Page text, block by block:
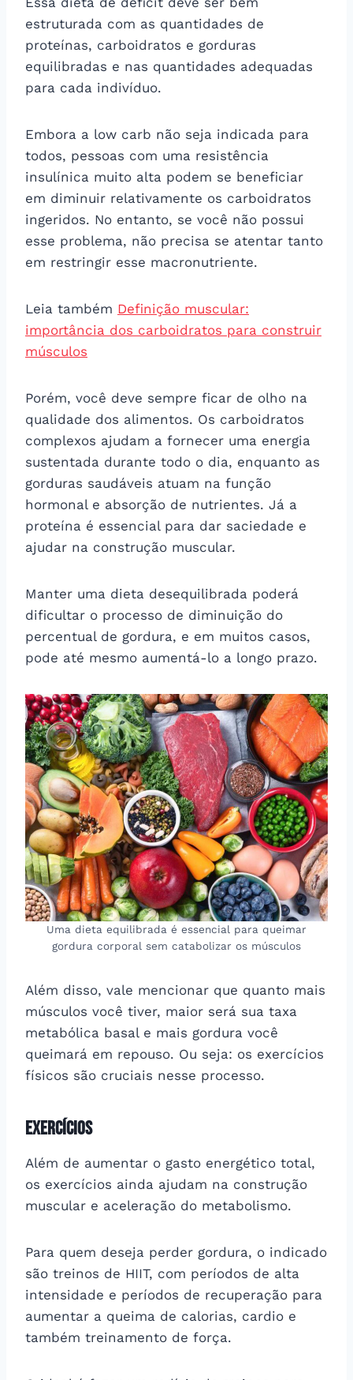
estruturada com as quantidades de
proteínas, carboidratos e gorduras
equilibradas e nas quantidades adequadas
para cada indivíduo.
Embora a low carb não seja indicada para
todos, pessoas com uma resistência
insulínica muito alta podem se beneficiar
em diminuir relativamente os carboidratos
ingeridos. No entanto, se você não possui
esse problema, não precisa se atentar tanto
em restringir esse macronutriente.
Leia também Definição muscular:
importância dos carboidratos para construir
músculos
Porém, você deve sempre ficar de olho na
qualidade dos alimentos. Os carboidratos
complexos ajudam a fornecer uma energia
sustentada durante todo o dia, enquanto as
gorduras saudáveis atuam na função
hormonal e absorção de nutrientes. Já a
proteína é essencial para dar saciedade e
ajudar na construção muscular.
Manter uma dieta desequilibrada poderá
dificultar o processo de diminuição do
percentual de gordura, e em muitos casos,
pode até mesmo aumentá-lo a longo prazo.
Uma dieta equilibrada é essencial para queimar
gordura corporal sem catabolizar os músculos
Além disso, vale mencionar que quanto mais
músculos você tiver, maior será sua taxa
metabólica basal e mais gordura você
queimará em repouso. Ou seja: os exercícios
físicos são cruciais nesse processo.
Exercícios
Além de aumentar o gasto energético total,
os exercícios ainda ajudam na construção
muscular e aceleração do metabolismo.
Para quem deseja perder gordura, o indicado
são treinos de HIIT, com períodos de alta
intensidade e períodos de recuperação para
aumentar a queima de calorias, cardio e
também treinamento de força.